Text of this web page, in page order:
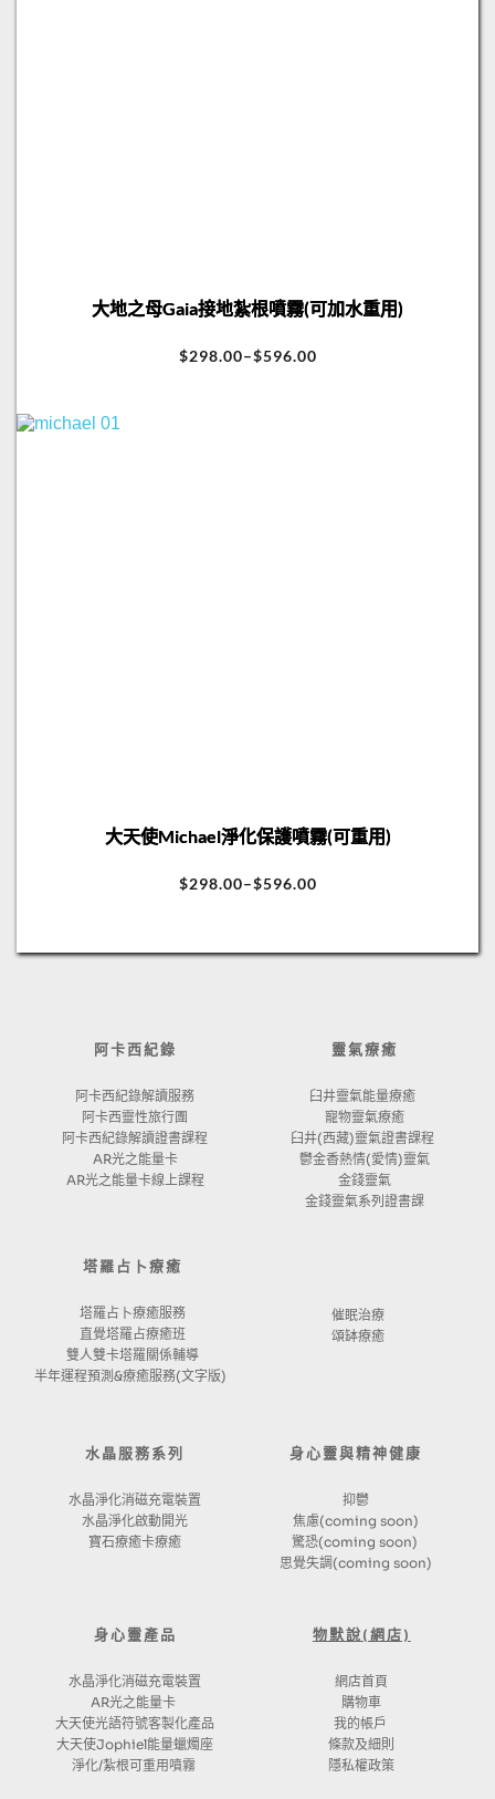
大地之母Gaia接地紮根噴霧(可加水重用)
$298.00–$596.00
大天使Michael淨化保護噴霧(可重用)
$298.00–$596.00
阿卡西紀錄
阿卡西紀錄解讀服務
阿卡西靈性旅行團
阿卡西紀錄解讀證書課程
AR光之能量卡
AR光之能量卡線上課程
靈氣療癒
臼井靈氣能量療癒
寵物靈氣療癒
臼井(西藏)靈氣證書課程
鬱金香熱情(愛情)靈氣
金錢靈氣
金錢靈氣系列證書課
塔羅占卜療癒
塔羅占卜療癒服務
直覺塔羅占療癒班
雙人雙卡塔羅關係輔導
半年運程預測&療癒服務(文字版)
催眠治療
頌缽療癒
水晶服務系列
水晶淨化消磁充電裝置
水晶淨化啟動開光
寶石療癒卡療癒
身心靈與精神健康
抑鬱
焦慮(coming soon)
驚恐(coming soon)
思覺失調(coming soon)
身心靈產品
水晶淨化消磁充電裝置
AR光之能量卡
大天使光語符號客製化產品
大天使Jophiel能量蠟燭座
淨化/紮根可重用噴霧
物默說(網店)
網店首頁
購物車
我的帳戶
條款及細則
隱私權政策